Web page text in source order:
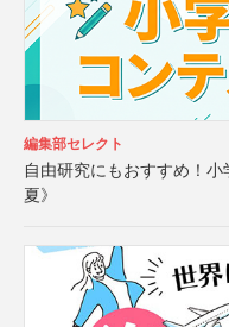
編集部セレクト
自由研究にもおすすめ！
夏》